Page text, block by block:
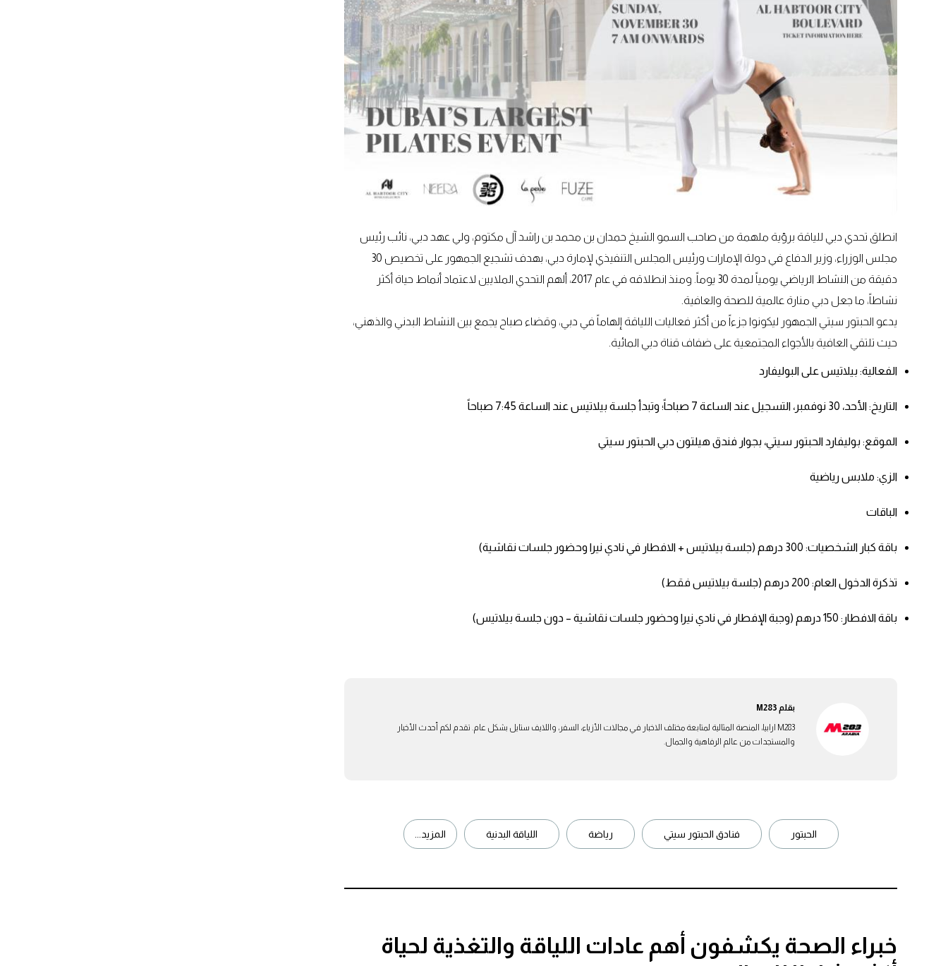
انطلق تحدي دبي للياقة برؤية ملهمة من صاحب السمو الشيخ حمدان بن محمد بن راشد آل مكتوم، ولي عهد دبي، نائب رئيس
مجلس الوزراء، وزير الدفاع في دولة الإمارات ورئيس المجلس التنفيذي لإمارة دبي، بهدف تشجيع الجمهور على تخصيص 30
دقيقة من النشاط الرياضي يومياً لمدة 30 يوماً. ومنذ انطلاقه في عام 2017، ألهم التحدي الملايين لاعتماد أنماط حياة أكثر
نشاطاً، ما جعل دبي منارة عالمية للصحة والعافية.
يدعو الحبتور سيتي الجمهور ليكونوا جزءاً من أكثر فعاليات اللياقة إلهاماً في دبي، وقضاء صباح يجمع بين النشاط البدني والذهني،
حيث تلتقي العافية بالأجواء المجتمعية على ضفاف قناة دبي المائية.
الفعالية: بيلاتيس على البوليفارد
التاريخ: الأحد، 30 نوفمبر، التسجيل عند الساعة 7 صباحاً؛ وتبدأ جلسة بيلاتيس عند الساعة 7:45 صباحاً
الموقع: بوليفارد الحبتور سيتي، بجوار فندق هيلتون دبي الحبتور سيتي
الزي: ملابس رياضية
الباقات
باقة كبار الشخصيات: 300 درهم (جلسة بيلاتيس + الافطار في نادي نيرا وحضور جلسات نقاشية)
تذكرة الدخول العام: 200 درهم (جلسة بيلاتيس فقط)
باقة الافطار: 150 درهم (وجبة الإفطار في نادي نيرا وحضور جلسات نقاشية – دون جلسة بيلاتيس)
بقلم M283
M283 ارابيا، المنصة المثالية لمتابعة مختلف الاخبار في مجالات الأزياء، السفر، واللايف ستايل بشكل عام. تقدم لكم أحدث الأخبار
والمستجدات من عالم الرفاهية والجمال.
الحبتور فنادق الحبتور سيتي رياضة اللياقة البدنية المزيد...
خبراء الصحة يكشفون أهم عادات اللياقة والتغذية لحياة